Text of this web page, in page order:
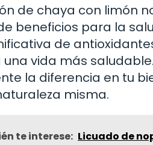
de chaya con limón
beneficios para la
de
vida más
la diferencia en tu
misma.
te interese: Licuado de